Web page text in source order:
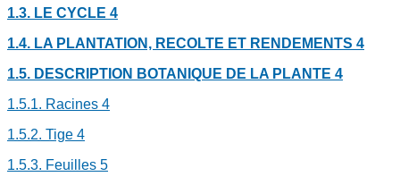
1.3. LE CYCLE 4
1.4. LA PLANTATION, RECOLTE ET RENDEMENTS 4
1.5. DESCRIPTION BOTANIQUE DE LA PLANTE 4
1.5.1. Racines 4
1.5.2. Tige 4
1.5.3. Feuilles 5